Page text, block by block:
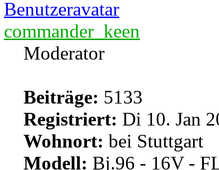
commander_keen
Moderator
Beiträge: 5133
Registriert: Di 10. Jan
Wohnort: bei Stuttgart
Modell: Bj.96 - 16V -